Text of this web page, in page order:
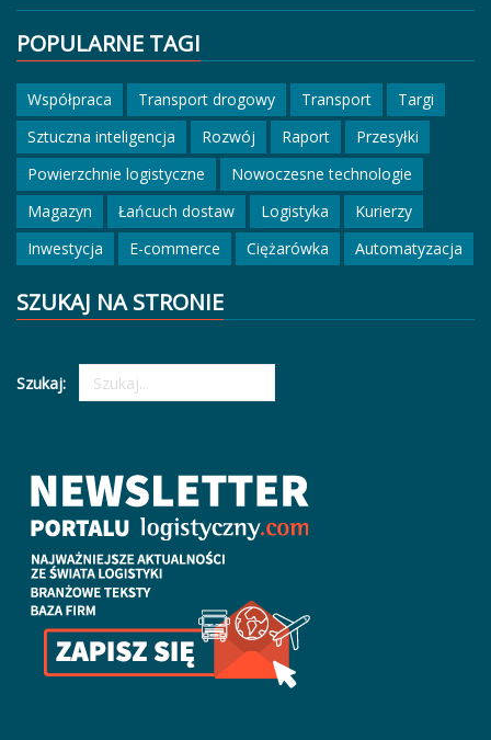
POPULARNE TAGI
Współpraca Transport drogowy Transport
Targi
Sztuczna inteligencja
Rozwój Raport
Przesyłki
Powierzchnie logistyczne
Nowoczesne technologie
Magazyn
Łańcuch dostaw Logistyka
Kurierzy
Inwestycja
E-commerce Ciężarówka Automatyzacja
SZUKAJ NA STRONIE
Szukaj: